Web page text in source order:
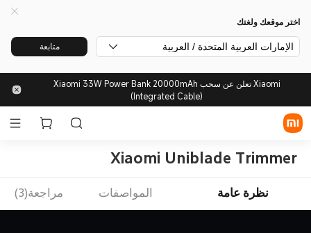
اختر موقعك ولغتك
الإمارات العربية المتحدة / العربية متابعة
Xiaomi تعلن عن سحب Xiaomi 33W Power Bank 20000mAh
(Integrated Cable)
Xiaomi Uniblade Trimmer
نظرة عامة المواصفات مراجعة(3)